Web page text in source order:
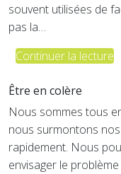
souvent utilisées de
pas la…
Continuer la lecture
Être en colère
Nous sommes tous
nous surmontons
rapidement. Nous
envisager le